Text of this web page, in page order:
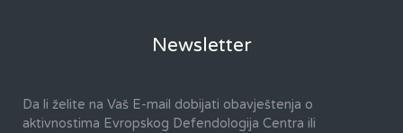
Newsletter
Da li želite na Vaš E-mail dobijati obavještenja o
aktivnostima Evropskog Defendologija Centra ili